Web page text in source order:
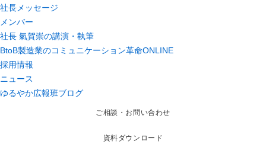
社長メッセージ
メンバー
社長 氣賀崇の講演・執筆
BtoB製造業のコミュニケーション革命ONLINE
採用情報
ニュース
ゆるやか広報班ブログ
ご相談・お問い合わせ
資料ダウンロード